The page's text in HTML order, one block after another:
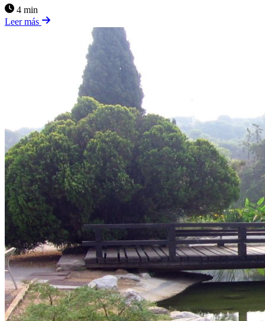
4 min
Leer más